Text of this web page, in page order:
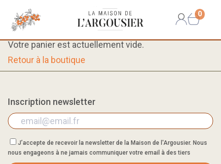
0
Votre panier est actuellement vide.
Retour à la boutique
Inscription newsletter
J’accepte de recevoir la newsletter de la Maison de l'Argousier. Nous
nous engageons à ne jamais communiquer votre email à des tiers